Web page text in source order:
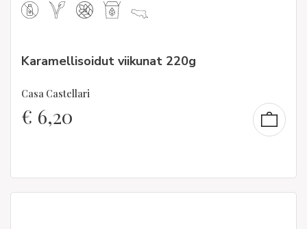
Karamellisoidut viikunat 220g
Casa Castellari
€ 6,20